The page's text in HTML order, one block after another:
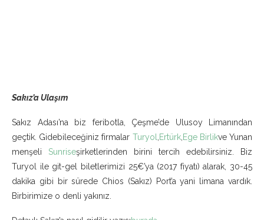
Sakız’a Ulaşım
Sakız Adası’na biz feribotla, Çeşme’de Ulusoy Limanından
geçtik. Gidebileceğiniz firmalar Turyol Ertürk, Ege Birlikve Yunan
menşeli Sunriseşirketlerinden birini tercih edebilirsiniz. Biz
Turyol ile git-gel biletlerimizi 25€’ya (2017 fiyatı) alarak, 30-45
dakika gibi bir sürede Chios (Sakız) Port’a yani limana vardık.
Birbirimize o denli yakınız.